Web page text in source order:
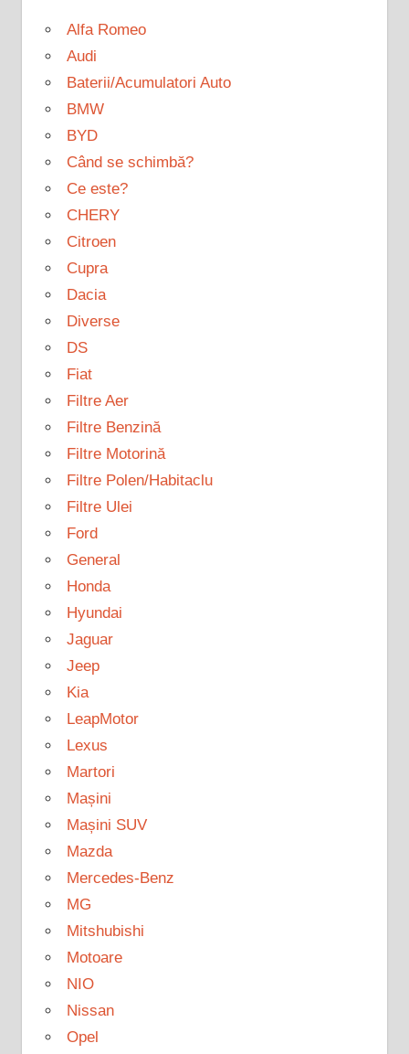
Alfa Romeo
Audi
Baterii/Acumulatori Auto
BMW
BYD
Când se schimbă?
Ce este?
CHERY
Citroen
Cupra
Dacia
Diverse
DS
Fiat
Filtre Aer
Filtre Benzină
Filtre Motorină
Filtre Polen/Habitaclu
Filtre Ulei
Ford
General
Honda
Hyundai
Jaguar
Jeep
Kia
LeapMotor
Lexus
Martori
Mașini
Mașini SUV
Mazda
Mercedes-Benz
MG
Mitshubishi
Motoare
NIO
Nissan
Opel